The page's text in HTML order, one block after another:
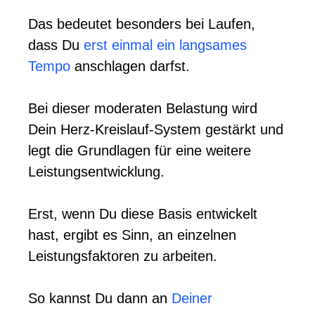
Das bedeutet besonders bei Laufen,
dass Du erst einmal ein langsames
Tempo anschlagen darfst.
Bei dieser moderaten Belastung wird
Dein Herz-Kreislauf-System gestärkt und
legt die Grundlagen für eine weitere
Leistungsentwicklung.
Erst, wenn Du diese Basis entwickelt
hast, ergibt es Sinn, an einzelnen
Leistungsfaktoren zu arbeiten.
So kannst Du dann an Deiner